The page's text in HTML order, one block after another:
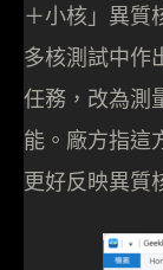
＋小核」異質
多核測試中作
任務，改為測
能。廠方指這
更好反映異質